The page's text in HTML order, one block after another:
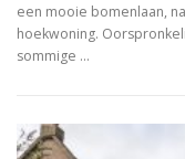
een mooie bomenlaan,
hoekwoning.
sommige …